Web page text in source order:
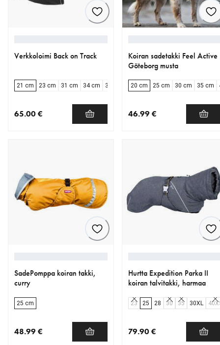
Verkkoloimi Back on Track
21 cm 23 cm 31 cm 34 cm 37 cm 40 cm 43 cm 46 cm 49 cm
65.00 €
Koiran sadetakki Feel Active
Göteborg musta
20 cm 25 cm 30 cm 35 cm
46.99 €
SadePomppa koiran takki,
curry
25 cm
48.99 €
Hurtta Expedition Parka II
koiran talvitakki, harmaa
23 25 28 30 35 30XL
79.90 €